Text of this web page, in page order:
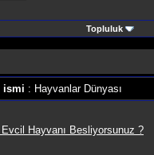
Topluluk
ismi : Hayvanlar Dünyası
Evcil Hayvanı Besliyorsunuz ?